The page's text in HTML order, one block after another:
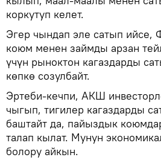
коркутуп келет.
Эгер чындап эле сатып ийсе,
коюм менен займды арзан
үчүн рыноктон кагаздарды
көпкө созулбайт.
Эртеби-кечпи, АКШ
чыгып, тигилер кагаздарды
баштайт да, пайыздык
талап кылат. Мунун
болору айкын.